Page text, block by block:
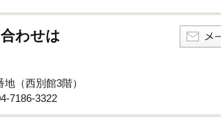
わせは
（西別館3階）
7186-3322